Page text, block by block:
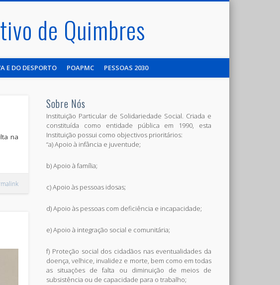
de Quimbres
E DO DESPORTO POAPMC PESSOAS 2030
na
Sobre Nós
Instituição Particular de Solidariedade Social. Criada e
constituída como entidade pública em 1990, esta
Instituição possui como objectivos prioritários:
“a) Apoio à infância e juventude;
b) Apoio à família;
c) Apoio às pessoas idosas;
d) Apoio às pessoas com deficiência e incapacidade;
e) Apoio à integração social e comunitária;
f) Proteção social dos cidadãos nas eventualidades da
doença, velhice, invalidez e morte, bem como em todas
as situações de falta ou diminuição de meios de
subsistência ou de capacidade para o trabalho;